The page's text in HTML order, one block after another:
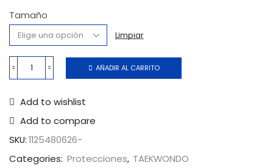
Tamaño
Limpiar
AÑADIR AL CARRITO
Add to wishlist
Add to compare
SKU:1125480626-
Categories: Protecciones, TAEKWONDO